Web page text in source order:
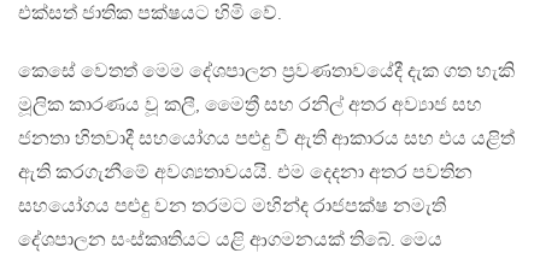
එක්සත් ජාතික පක්ෂයට හිමි වේ.
කෙසේ වෙතත් මෙම දේශපාලන ප්‍රවණතාවයේදී දැක ගත හැකි
මූලික කාරණය වූ කලී, මෛත්‍රී සහ රනිල් අතර අව්‍යාජ සහ
ජනතා හිතවාදී සහයෝගය පළුදු වී ඇති ආකාරය සහ එය යළිත්
ඇති කරගැනීමේ අවශ්‍යතාවයයි. එම දෙදනා අතර පවතින
සහයෝගය පළුදු වන තරමට මහින්ද රාජපක්ෂ නමැති
දේශපාලන සංස්කෘතියට යළි ආගමනයක් තිබේ. මෙය